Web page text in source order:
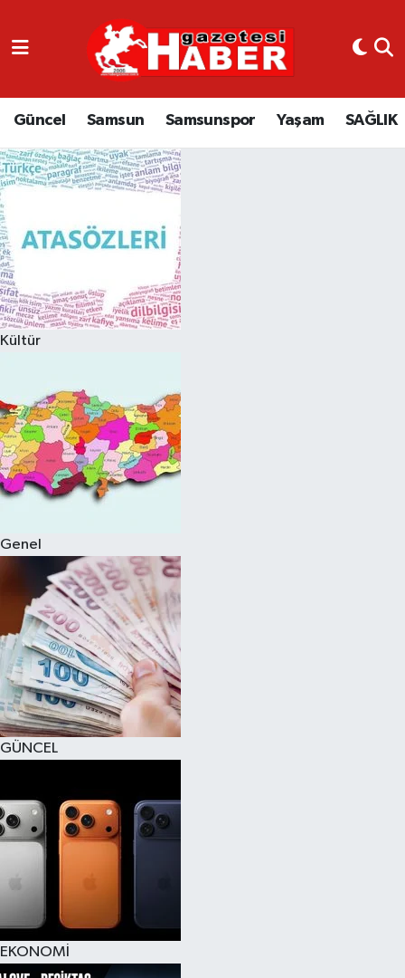
Güncel Samsun Samsunspor Yaşam SAĞLIK
Kültür
Genel
GÜNCEL
EKONOMİ
GÜNCEL
SAMSUN
SAMSUNSPOR
YAŞAM